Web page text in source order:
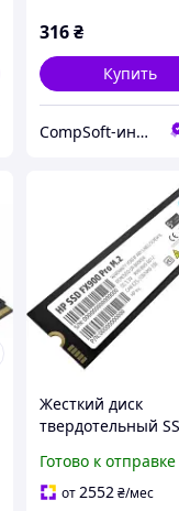
316₴
Купить
CompSoft-интернет магазин компьютерных комплектующих
Жесткий диск
твердотельный
форм фактор 2280
FX900 Pro HP lamp
Готово к отправке
от2552 ₴/мес